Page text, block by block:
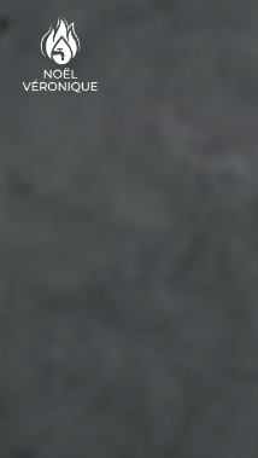
Cookies management panel